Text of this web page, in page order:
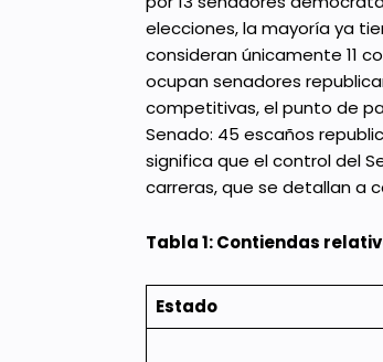
elecciones, la mayoría ya
consideran únicamente 11
ocupan senadores
competitivas, el punto de
Senado: 45 escaños
significa que el control del
carreras, que se detallan a
Tabla 1: Contiendas
Estado